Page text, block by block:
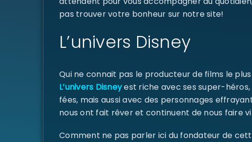
MOT
pas trouver votre bonheur sur notre site!
L’univers Disney
Qui ne connait pas le producteur de films le
L’univers Disneyest riche avec ses super-
fées, mais aussi avec des personnages
nous ont fait rêver et continuent de nous faire
Comment ne pas parler ici du fondateur de